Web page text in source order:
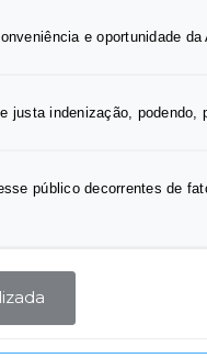
e oportunidade
justa indenização, podendo,
público decorrentes de